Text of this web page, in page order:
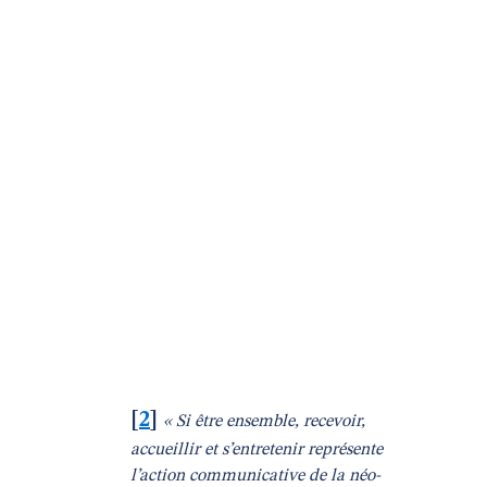
2
« Si être ensemble, recevoir,
accueillir et s’entretenir représente
l’action communicative de la néo-